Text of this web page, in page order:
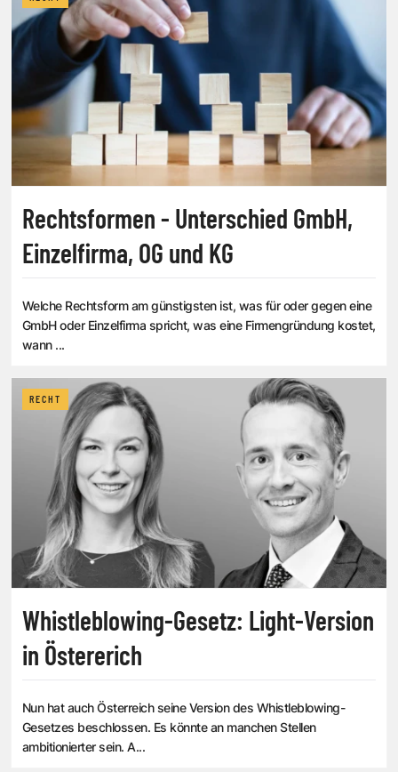
Rechtsformen - Unterschied GmbH,
Einzelfirma, OG und KG
Welche Rechtsform am günstigsten ist, was für oder gegen eine
GmbH oder Einzelfirma spricht, was eine Firmengründung kostet,
wann ...
RECHT
Whistleblowing-Gesetz: Light-Version
in Östererich
Nun hat auch Österreich seine Version des Whistleblowing-
Gesetzes beschlossen. Es könnte an manchen Stellen
ambitionierter sein. A...